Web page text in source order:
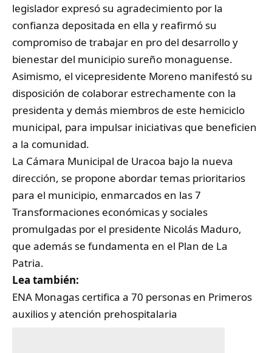
legislador expresó su agradecimiento por la
confianza depositada en ella y reafirmó su
compromiso de trabajar en pro del desarrollo y
bienestar del municipio sureño monaguense.
Asimismo, el vicepresidente Moreno manifestó su
disposición de colaborar estrechamente con la
presidenta y demás miembros de este hemiciclo
municipal, para impulsar iniciativas que beneficien
a la comunidad.
La Cámara Municipal de Uracoa bajo la nueva
dirección, se propone abordar temas prioritarios
para el municipio, enmarcados en las 7
Transformaciones económicas y sociales
promulgadas por el presidente Nicolás Maduro,
que además se fundamenta en el Plan de La
Patria.
Lea también:
ENA Monagas certifica a 70 personas en Primeros
auxilios y atención prehospitalaria